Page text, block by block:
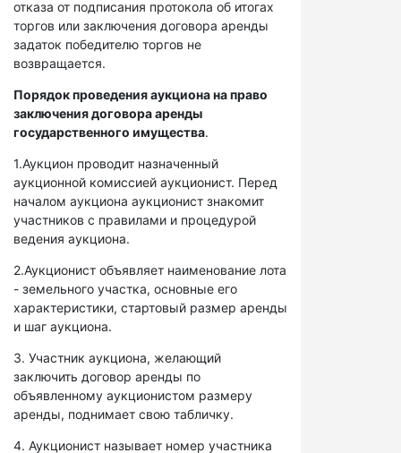
отказа от подписания протокола об итогах
торгов или заключения договора аренды
задаток победителю торгов не
возвращается.
Порядок проведения аукциона на право
заключения договора аренды
государственного имущества.
1.Аукцион проводит назначенный
аукционной комиссией аукционист. Перед
началом аукциона аукционист знакомит
участников с правилами и процедурой
ведения аукциона.
2.Аукционист объявляет наименование лота
- земельного участка, основные его
характеристики, стартовый размер аренды
и шаг аукциона.
3. Участник аукциона, желающий
заключить договор аренды по
объявленному аукционистом размеру
аренды, поднимает свою табличку.
4. Аукционист называет номер участника